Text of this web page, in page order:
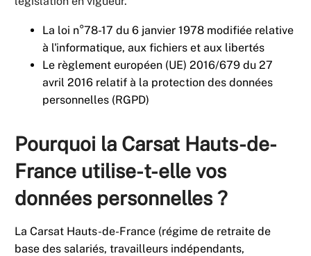
La loi n°78-17 du 6 janvier 1978 modifiée relative
à l'informatique, aux fichiers et aux libertés
Le règlement européen (UE) 2016/679 du 27
avril 2016 relatif à la protection des données
personnelles (RGPD)
Pourquoi la Carsat Hauts-de-
France utilise-t-elle vos
données personnelles ?
La Carsat Hauts-de-France (régime de retraite de
base des salariés, travailleurs indépendants,